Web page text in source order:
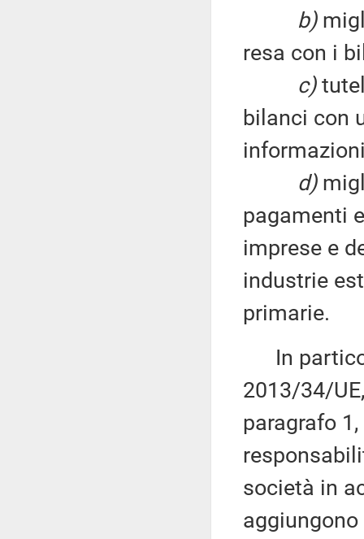
b)
resa con i
c)
bilanci con
d)
pagamenti
imprese e
industrie
primarie.
In
2013/34/
paragrafo
società in